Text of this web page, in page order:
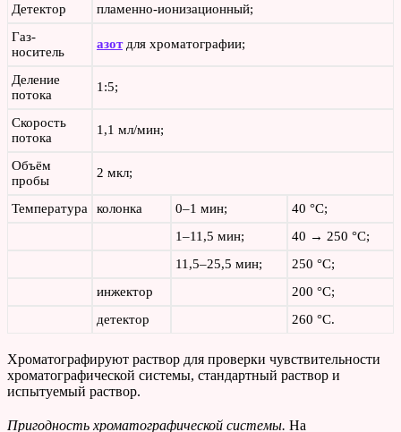
Детектор
пламенно-ионизационный;
Газ-
носитель
азотдля хроматографии;
Деление
потока
1:5;
Скорость
потока
1,1 мл/мин;
Объём
пробы
2 мкл;
Температура колонка 0–1 мин;
40 °С;
1–11,5 мин;
40 → 250 °С;
11,5–25,5 мин;
250 °С;
инжектор
200 °С;
детектор
260 °С.
Хроматографируют раствор для проверки чувствительности
хроматографической системы, стандартный раствор и
испытуемый раствор.
Пригодность хроматографической системы. На